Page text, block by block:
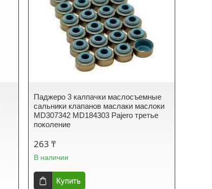
Паджеро 3 калпачки маслосъемные
сальники клапанов маслаки маслоки
MD307342 MD184303 Pajero третье
поколение
263 ₸
В наличии
Купить